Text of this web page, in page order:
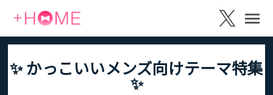
✨ かっこいいメンズ向けテーマ特集
✨